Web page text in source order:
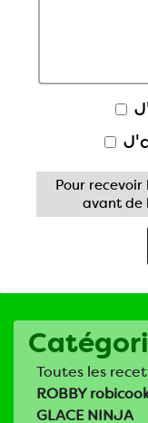
Toutes les
ROBBY
GLACE NINJA
Pour
avant de